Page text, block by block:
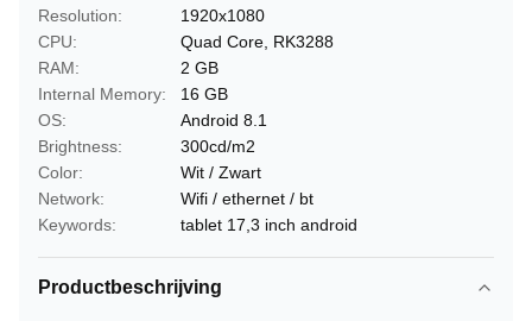
Resolution:
1920x1080
CPU:
Quad Core, RK3288
RAM:
2 GB
Internal Memory:
16 GB
OS:
Android 8.1
Brightness:
300cd/m2
Color:
Wit / Zwart
Network:
Wifi / ethernet / bt
Keywords:
tablet 17,3 inch android
Productbeschrijving